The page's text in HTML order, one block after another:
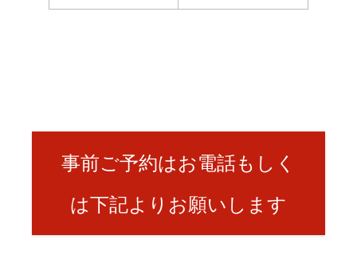
事前ご予約はお電話もしく
は下記よりお願いします